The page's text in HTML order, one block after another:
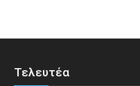
Τελευτέα